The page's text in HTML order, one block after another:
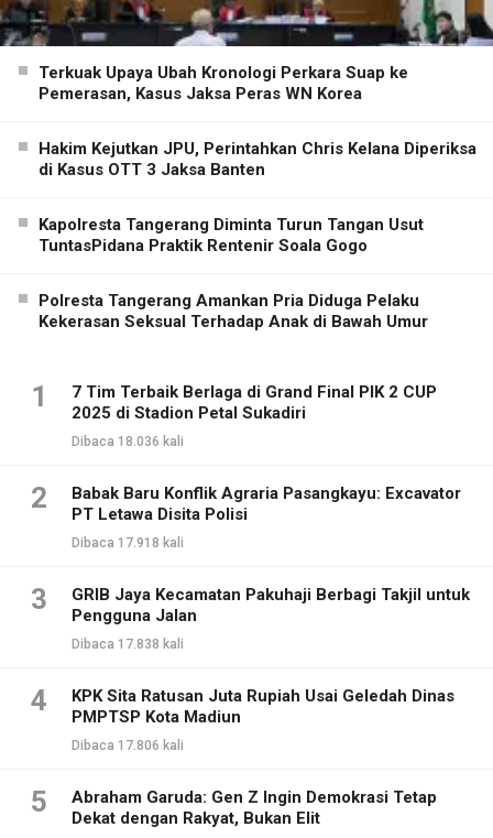
Terkuak Upaya Ubah Kronologi Perkara Suap ke
Pemerasan, Kasus Jaksa Peras WN Korea
Hakim Kejutkan JPU, Perintahkan Chris Kelana Diperiksa
di Kasus OTT 3 Jaksa Banten
Kapolresta Tangerang Diminta Turun Tangan Usut
TuntasPidana Praktik Rentenir Soala Gogo
Polresta Tangerang Amankan Pria Diduga Pelaku
Kekerasan Seksual Terhadap Anak di Bawah Umur
1
7 Tim Terbaik Berlaga di Grand Final PIK 2 CUP
2025 di Stadion Petal Sukadiri
Dibaca 18.036 kali
2
Babak Baru Konflik Agraria Pasangkayu: Excavator
PT Letawa Disita Polisi
Dibaca 17.918 kali
3
GRIB Jaya Kecamatan Pakuhaji Berbagi Takjil untuk
Pengguna Jalan
Dibaca 17.838 kali
4
KPK Sita Ratusan Juta Rupiah Usai Geledah Dinas
PMPTSP Kota Madiun
Dibaca 17.806 kali
5
Abraham Garuda: Gen Z Ingin Demokrasi Tetap
Dekat dengan Rakyat, Bukan Elit